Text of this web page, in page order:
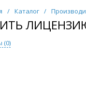
/ Каталог /
(0)